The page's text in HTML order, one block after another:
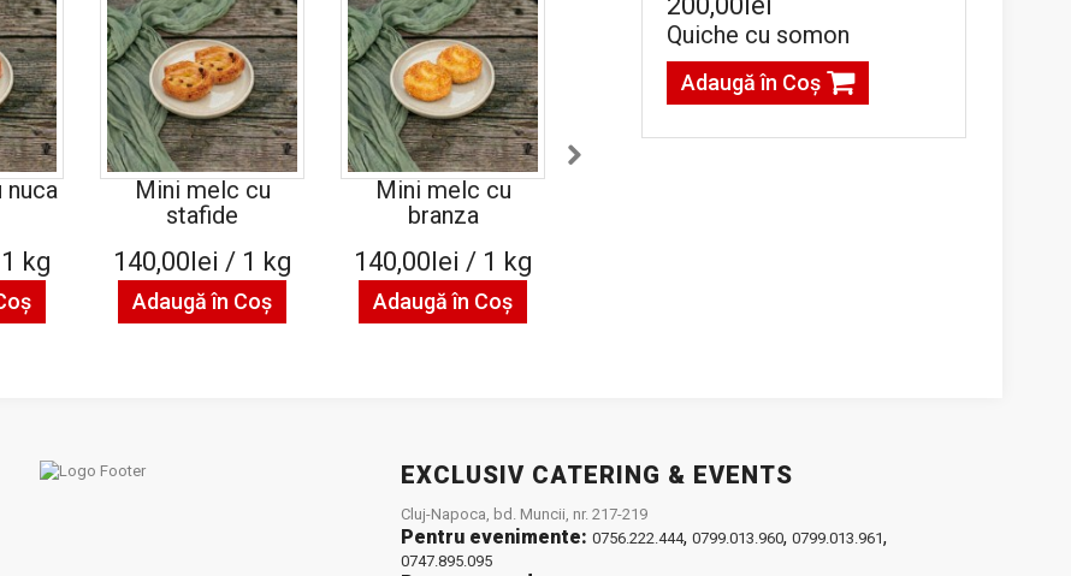
nuca
kg
Mini melc cu
stafide
140,00lei / 1 kg
Adaugă în Coş
Mini melc cu
branza
140,00lei / 1 kg
Adaugă în Coş
Quiche cu somon
Adaugă în Coş
EXCLUSIV CATERING & EVENTS
Cluj-Napoca, bd. Muncii, nr. 217-219
Pentru evenimente: 0756.222.444, 0799.013.960, 0799.013.961,
0747.895.095